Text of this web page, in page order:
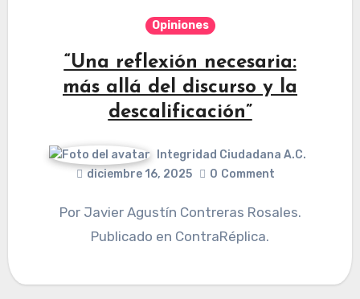
Opiniones
“Una reflexión necesaria:
más allá del discurso y la
descalificación”
Integridad Ciudadana A.C.
diciembre 16, 2025
0 Comment
Por Javier Agustín Contreras Rosales.
Publicado en ContraRéplica.